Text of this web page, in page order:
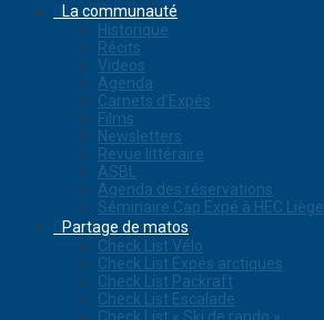
La communauté
Historique
Récits
Videos
Agenda
Carnets d’Expés
Films
Newsletters
Revue littéraire
ASBL
Agenda des réservations
Séminaire Cap Expé à HEC Liège
Partage de matos
Check List Vélo
Check List Expés arctiques
Check List Packraft
Check List Escalade